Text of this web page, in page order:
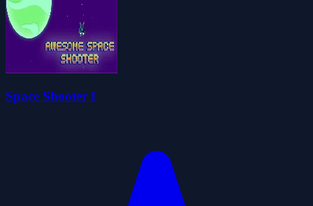
Space Shooter I